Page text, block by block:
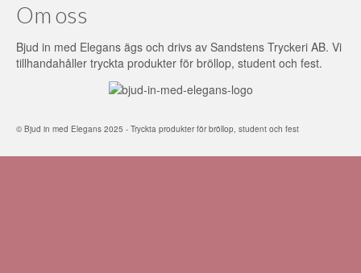
Om oss
Bjud in med Elegans ägs och drivs av Sandstens Tryckeri AB. Vi
tillhandahåller tryckta produkter för bröllop, student och fest.
© Bjud in med Elegans 2025 - Tryckta produkter för bröllop, student och fest